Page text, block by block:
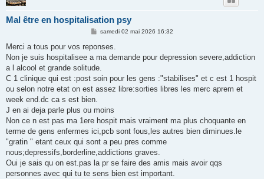
Mal être en hospitalisation psy
M
s
a
g
samedi 02 mai 2026 16:32
Merci a tous pour vos reponses.
Non je suis hospitalisee a ma demande pour depression severe,addiction
a l alcool et grande solitude.
C 1 clinique qui est :post soin pour les gens :"stabilises" et c est 1 hospit
ou selon notre etat on est assez libre:sorties libres les merc aprem et
week end.dc ca s est bien.
J en ai deja parle plus ou moins
Non ce n est pas ma 1ere hospit mais vraiment ma plus choquante en
terme de gens enfermes ici,pcb sont fous,les autres bien diminues.le
"gratin " etant ceux qui sont a peu pres comme
nous;depressifs,borderline,addictions graves.
Oui je sais qu on est.pas la pr se faire des amis mais avoir qqs
personnes avec qui tu te sens bien est important.